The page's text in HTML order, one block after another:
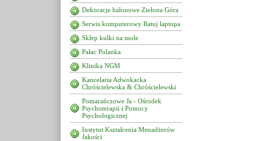
Dekoracje balonowe Zielona Góra
Serwis komputerowy Ratuj laptopa
Sklep kulki na mole
Pałac Polanka
Klinika NGM
Kancelaria Adwokacka
Chróścielewska & Chróścielewski
Pomarańczowe Ja - Ośrodek
Psychoterapii i Pomocy
Psychologicznej
Instytut Kształcenia Menadżerów
Jakości